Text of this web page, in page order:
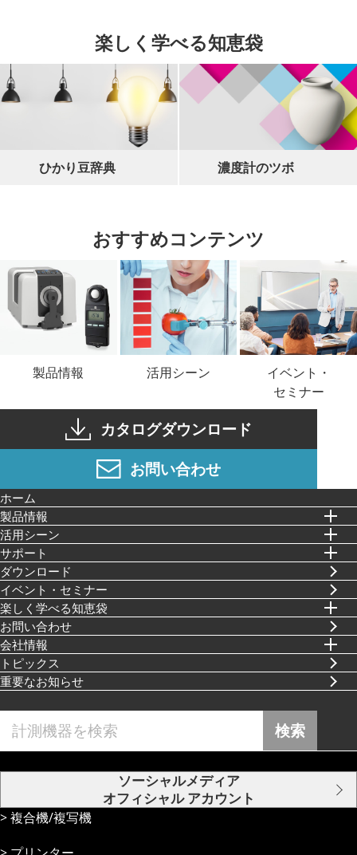
楽しく学べる知恵袋
ひかり豆辞典 濃度計のツボ
おすすめコンテンツ
製品情報 活用シーン
イベント・
セミナー
カタログダウンロード
お問い合わせ
ホーム
製品情報
活⽤シーン
イベント・セミナー
楽しく学べる知恵袋
サポート
お問い合わせ
ダウンロード
会社情報
トピックス
重要なお知らせ
検索
ソーシャルメディア
オフィシャル アカウント
複合機/複写機